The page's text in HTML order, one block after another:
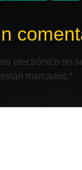
electrónico no
marcados *